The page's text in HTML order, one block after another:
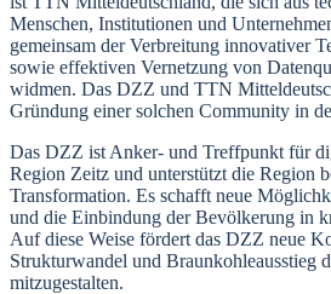
Menschen, Institutionen und
gemeinsam der Verbreitung innovativer
sowie effektiven Vernetzung von
widmen. Das DZZ und TTN
Gründung einer solchen Community in
Das DZZ ist Anker- und Treffpunkt für
Region Zeitz und unterstützt die Region
Transformation. Es schafft neue
und die Einbindung der Bevölkerung in
Auf diese Weise fördert das DZZ neue
Strukturwandel und Braunkohleausstieg
mitzugestalten.